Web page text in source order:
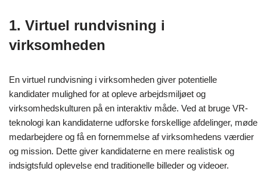
1. Virtuel rundvisning i
virksomheden
En virtuel rundvisning i virksomheden giver potentielle
kandidater mulighed for at opleve arbejdsmiljøet og
virksomhedskulturen på en interaktiv måde. Ved at bruge VR-
teknologi kan kandidaterne udforske forskellige afdelinger, møde
medarbejdere og få en fornemmelse af virksomhedens værdier
og mission. Dette giver kandidaterne en mere realistisk og
indsigtsfuld oplevelse end traditionelle billeder og videoer.